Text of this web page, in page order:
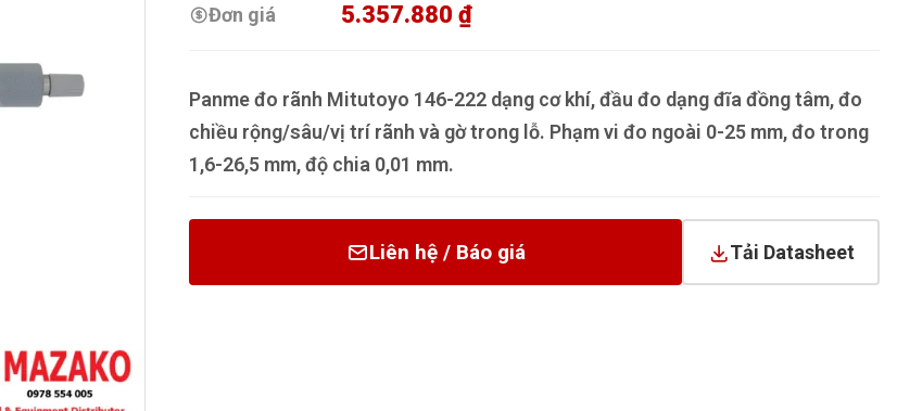
Đơn giá
5.357.880 ₫
Panme đo rãnh Mitutoyo 146-222 dạng cơ khí, đầu đo dạng đĩa đồng tâm, đo
chiều rộng/sâu/vị trí rãnh và gờ trong lỗ. Phạm vi đo ngoài 0-25 mm, đo trong
1,6-26,5 mm, độ chia 0,01 mm.
Liên hệ / Báo giá Tải Datasheet